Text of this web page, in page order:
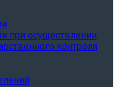
при осуществлении
контроля